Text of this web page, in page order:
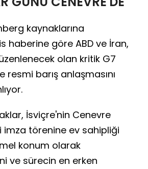
kaynaklarına
haberine göre ABD ve İran,
olan kritik G7
resmi barış anlaşmasını
İsviçre'nin Cenevre
imza törenine ev sahipliği
konum olarak
ve sürecin en erken